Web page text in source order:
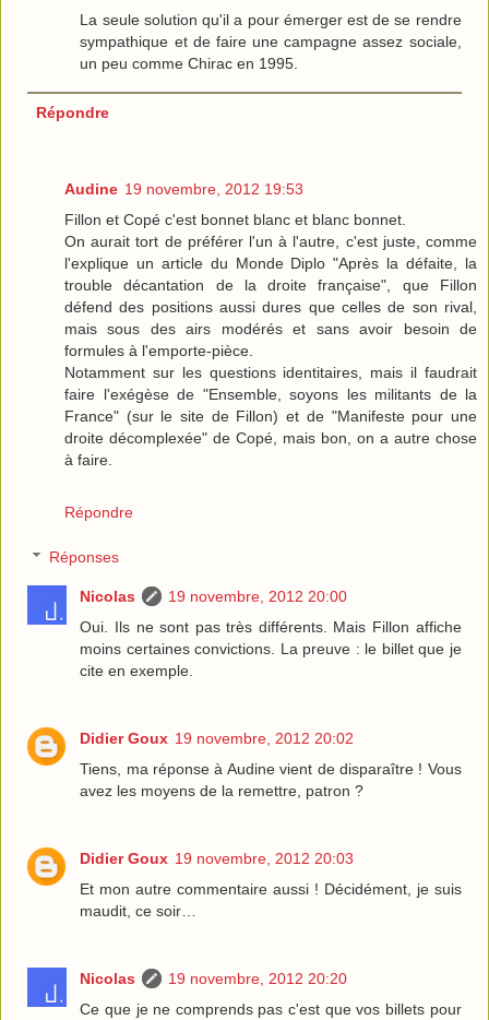
La seule solution qu'il a pour émerger est de se rendre
sympathique et de faire une campagne assez sociale,
un peu comme Chirac en 1995.
Répondre
Audine 19 novembre, 2012 19:53
Fillon et Copé c'est bonnet blanc et blanc bonnet.
On aurait tort de préférer l'un à l'autre, c'est juste, comme
l'explique un article du Monde Diplo "Après la défaite, la
trouble décantation de la droite française", que Fillon
défend des positions aussi dures que celles de son rival,
mais sous des airs modérés et sans avoir besoin de
formules à l'emporte-pièce.
Notamment sur les questions identitaires, mais il faudrait
faire l'exégèse de "Ensemble, soyons les militants de la
France" (sur le site de Fillon) et de "Manifeste pour une
droite décomplexée" de Copé, mais bon, on a autre chose
à faire.
Répondre
Réponses
Nicolas
19 novembre, 2012 20:00
Oui. Ils ne sont pas très différents. Mais Fillon affiche
moins certaines convictions. La preuve : le billet que je
cite en exemple.
Didier Goux 19 novembre, 2012 20:02
Tiens, ma réponse à Audine vient de disparaître ! Vous
avez les moyens de la remettre, patron ?
Didier Goux 19 novembre, 2012 20:03
Et mon autre commentaire aussi ! Décidément, je suis
maudit, ce soir…
Nicolas
19 novembre, 2012 20:20
Ce que je ne comprends pas c'est que vos billets pour